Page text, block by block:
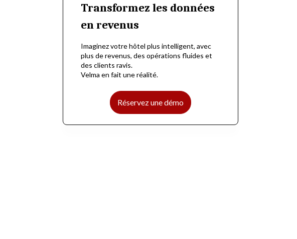
Transformez les données
en revenus
Imaginez votre hôtel plus intelligent, avec
plus de revenus, des opérations fluides et
des clients ravis.
Velma en fait une réalité.
Réservez une démo